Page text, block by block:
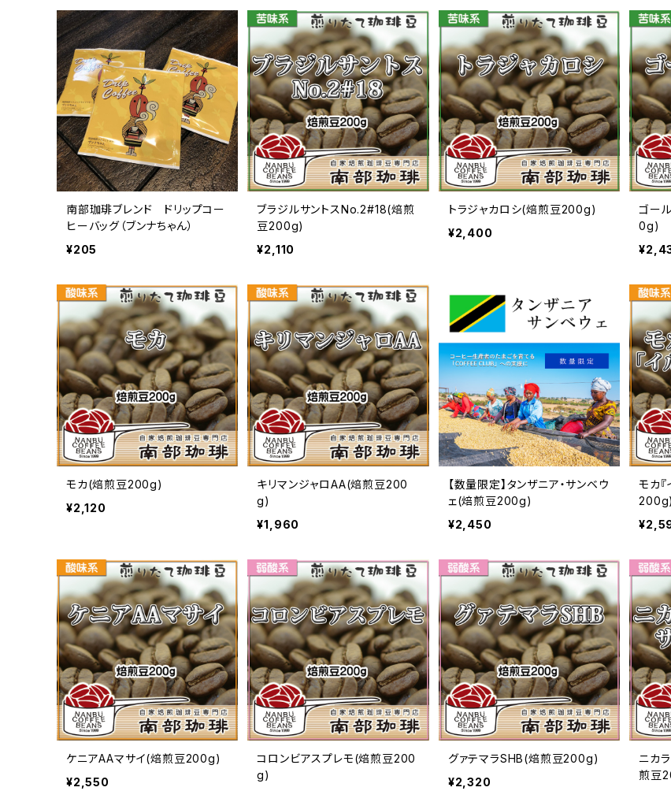
南部珈琲ブレンド ドリップコー
ヒーバッグ（ブンナちゃん）
¥205
ブラジルサントスNo.2#18(焙煎
豆200g)
¥2,110
トラジャカロシ(焙煎豆200g)
¥2,400
ゴー
0g)
モカ(焙煎豆200g)
¥2,120
キリマンジャロAA(焙煎豆200
g)
¥1,960
【数量限定】タンザニア・サンベウ
ェ(焙煎豆200g)
¥2,450
モカ
200g)
ケニアAAマサイ(焙煎豆200g)
¥2,550
コロンビアスプレモ(焙煎豆200
g)
グァテマラSHB(焙煎豆200g)
¥2,320
ニカ
煎豆